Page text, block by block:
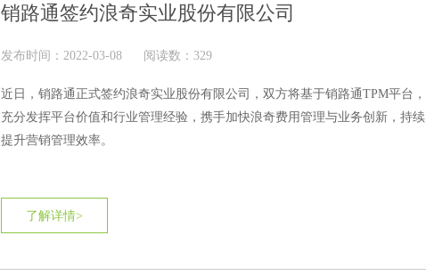
销路通签约浪奇实业股份有限公司
发布时间：2022-03-08 阅读数：329
近日，销路通正式签约浪奇实业股份有限公司，双方将基于销路通TPM平台，
充分发挥平台价值和行业管理经验，携手加快浪奇费用管理与业务创新，持续
提升营销管理效率。
了解详情>